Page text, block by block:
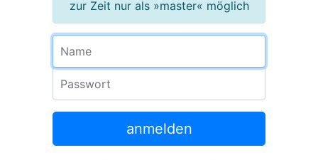
zur Zeit nur als »master« möglich
anmelden